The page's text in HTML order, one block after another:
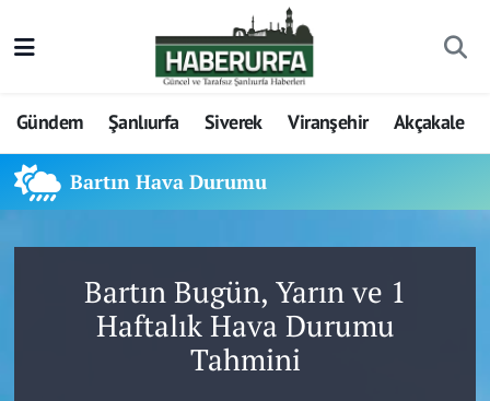
Gündem Şanlıurfa Siverek Viranşehir Akçakale
Bartın Hava Durumu
Bartın Bugün, Yarın ve 1
Haftalık Hava Durumu
Tahmini